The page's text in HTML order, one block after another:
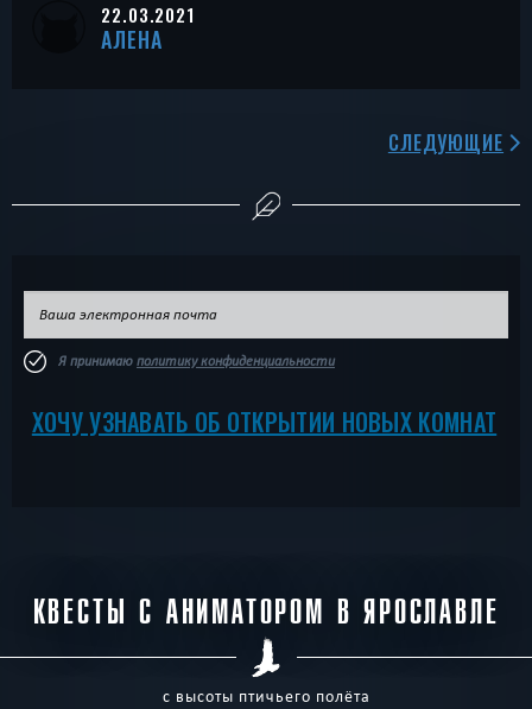
22.03.2021
АЛЕНА
СЛЕДУЮЩИЕ
Я принимаю политику конфиденциальности
ХОЧУ УЗНАВАТЬ ОБ ОТКРЫТИИ НОВЫХ КОМНАТ
КВЕСТЫ С АНИМАТОРОМ В ЯРОСЛАВЛЕ
с высоты птичьего полёта